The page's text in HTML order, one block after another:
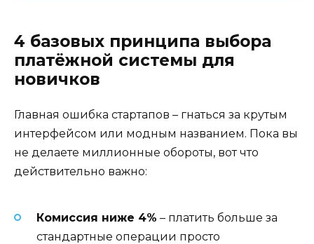
4 базовых принципа выбора
платёжной системы для
новичков
Главная ошибка стартапов – гнаться за крутым
интерфейсом или модным названием. Пока вы
не делаете миллионные обороты, вот что
действительно важно:
Комиссия ниже 4% – платить больше за
стандартные операции просто